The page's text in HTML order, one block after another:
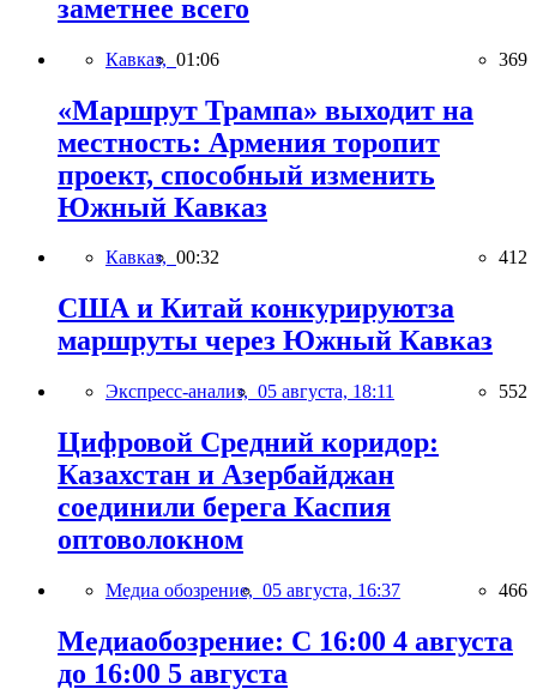
заметнее всего
Кавказ, 01:06 369
«Маршрут Трампа» выходит на
местность: Армения торопит
проект, способный изменить
Южный Кавказ
Кавказ, 00:32 412
США и Китай конкурируютза
маршруты через Южный Кавказ
Экспресс-анализ, 05 августа, 18:11 552
Цифровой Средний коридор:
Казахстан и Азербайджан
соединили берега Каспия
оптоволокном
Медиа обозрение, 05 августа, 16:37 466
Медиаобозрение: С 16:00 4 августа
до 16:00 5 августа